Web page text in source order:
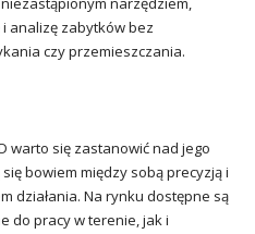
analizę zabytków bez
czy przemieszczania.
warto się zastanowić nad jego
bowiem między sobą precyzją i
działania. Na rynku dostępne są
do pracy w terenie, jak i